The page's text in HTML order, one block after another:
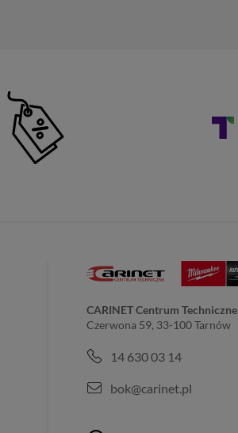
CARINET Centrum Techniczne
Czerwona 59, 33-100 Tarnów
14 630 03 14
bok@carinet.pl